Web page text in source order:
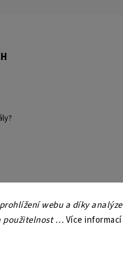
webu a díky analýze
použitelnost …Více informací